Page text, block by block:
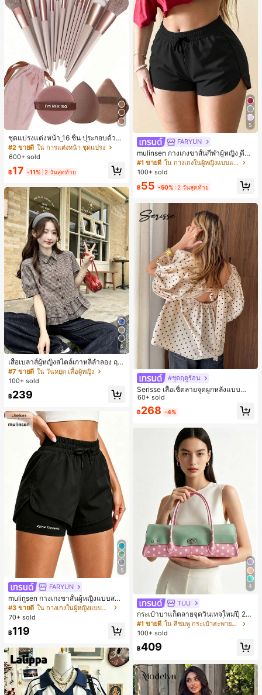
ชุดแปรงแต่งหน้า 16 ชิ้น ประกอบด้วยแ
ปรงแต่งหน้า 13 ชิ้น, ฟองน้ำแต่งหน้ารู
ปหยดน้ำ 1 ชิ้น, แปรงแป้งรองพื้นกลม 1
1 ชิ้น - ชุดคลาสสิก ทำจากขนสังเคราะ
หญิงและเด็กผู้หญิง เหมาะสำหรับฤดูใบ
ไม้ร่วงและฤดูหนาว
#2 ขายดี ใน การแต่งหน้า ชุดแปรง
600+ sold
฿17 -11% 2 วันสุดท้าย
4
เสื้อเบลาส์ผู้หญิงสไตล์เกาหลีลำลอง ฤดู
ใบไม้ผลิ/ฤดูร้อนใหม่ ชายระบาย ชิคแล
ะหรูหรา
#7 ขายดี ใน วันหยุด เสื้อผู้หญิง
100+ sold
฿239
5
FARYUN
mulinsen กางเกงขาสั้นผู้หญิงแบบสบา
ยๆ สีพื้น หลวม อเนกประสงค์ กางเกงขา
สั้นกีฬา 2-In-1 สำหรับวิ่ง ฟิตเนส และก
ารฝึกซ้อมกีฬาในฤดูร้อน
#3 ขายดี
ใน กางเกงในผู้หญิงแบบแอคทีฟ
70+ sold
฿119
5
FARYUN
mulinsen กางเกงขาสั้นกีฬาผู้หญิง ดีไซ
น์ปลายเปิด เอวยืดหยุ่น กางเกงขาสั้น
ลำลองกีฬาฤดูร้อน ความยาว 3/4
#1 ขายดี
ใน กางเกงในผู้หญิงแบบแอคทีฟ
100+ sold
฿55 -50% 2 วันสุดท้าย
#ชุดฤดูร้อน
Serisse เสื้อเชิ้ตลายจุดผูกหลังแบบลำล
องสำหรับฤดูร้อน
60+ sold
฿268 -4%
4
TUU
กระเป๋าบาแก็ตลายจุดวินเทจใหม่ปี 20
26 สำหรับผู้หญิง กระเป๋าเจลลี่แฟชั่นสไ
ตล์หวาน ความจุขนาดใหญ่ กระเป๋าสะ
#1 ขายดี
ใน สีชมพู กระเป๋าสะพายผู้หญิง
100+ sold
฿409